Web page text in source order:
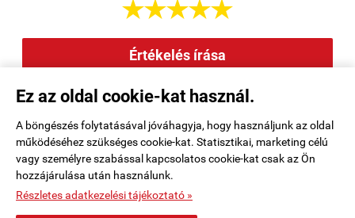
Ez az oldal cookie-kat használ.
A böngészés folytatásával jóváhagyja, hogy használjunk az oldal
működéséhez szükséges cookie-kat. Statisztikai, marketing célú
vagy személyre szabással kapcsolatos cookie-kat csak az Ön
hozzájárulása után használunk.
Részletes adatkezelési tájékoztató »

Értékelés írása
Rendelési feltételek|Elérhetőségek|Kosár tartalma, megrendelés
Oldaltérkép|